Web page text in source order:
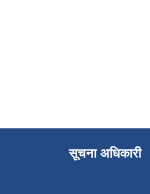
सूचना अधिकारी